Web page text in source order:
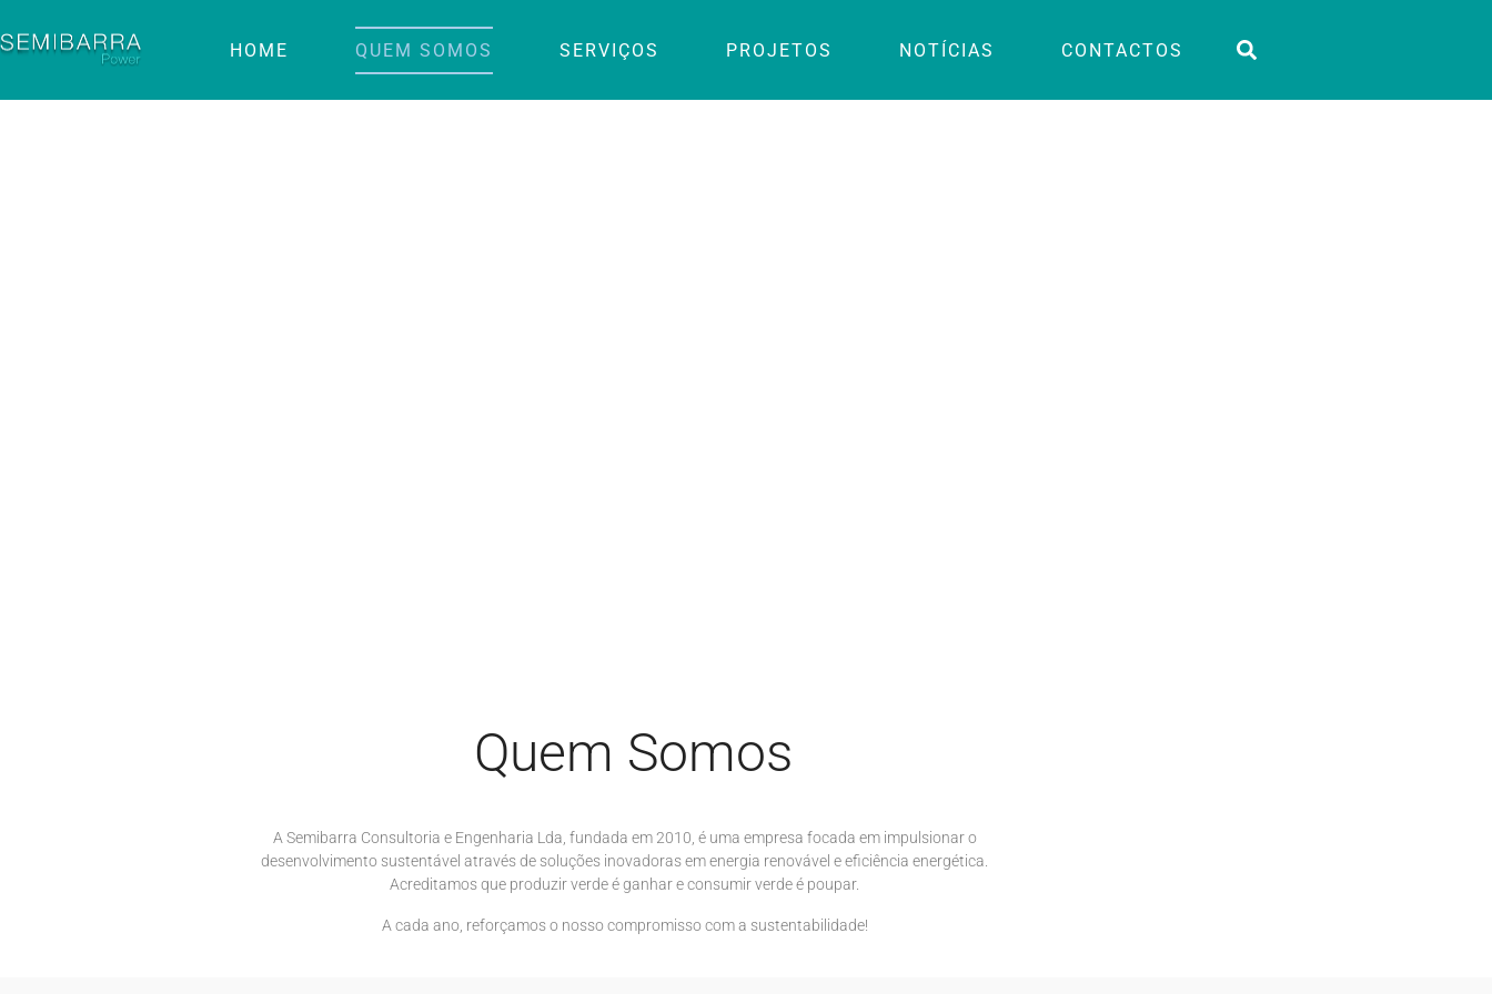
HOME QUEM SOMOS SERVIÇOS PROJETOS NOTÍCIAS CONTACTOS
Quem Somos
A Semibarra Consultoria e Engenharia Lda, fundada em 2010, é uma empresa focada em impulsionar o
desenvolvimento sustentável através de soluções inovadoras em energia renovável e eficiência energética.
Acreditamos que produzir verde é ganhar e consumir verde é poupar.
A cada ano, reforçamos o nosso compromisso com a sustentabilidade!